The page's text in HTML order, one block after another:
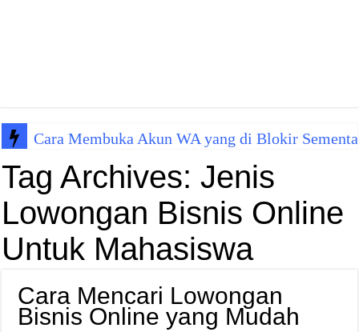
Cara Membuka Akun WA yang di Blokir
Tag Archives:Jenis
Lowongan Bisnis Online
Untuk Mahasiswa
Cara Mencari Lowongan
Bisnis Online yang Mudah